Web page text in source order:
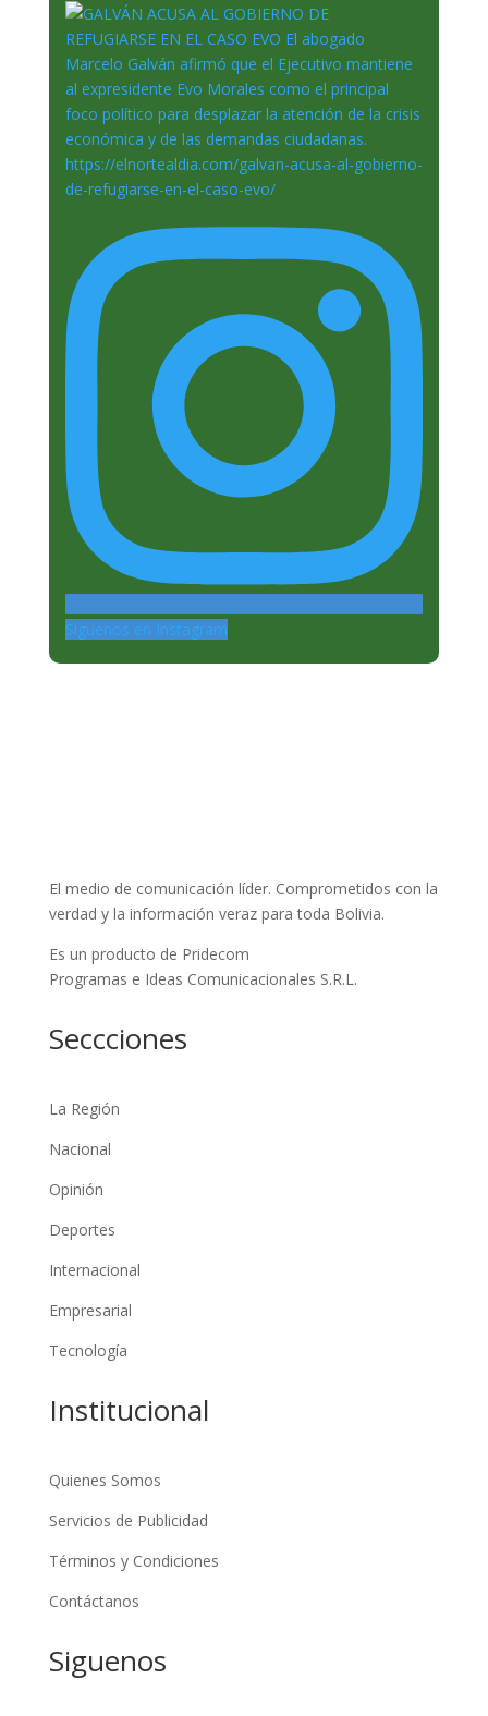
Siguenos en Instagram
El medio de comunicación líder. Comprometidos con la
verdad y la información veraz para toda Bolivia.
Es un producto de Pridecom
Programas e Ideas Comunicacionales S.R.L.
Seccciones
La Región
Nacional
Opinión
Deportes
Internacional
Empresarial
Tecnología
Institucional
Quienes Somos
Servicios de Publicidad
Términos y Condiciones
Contáctanos
Siguenos